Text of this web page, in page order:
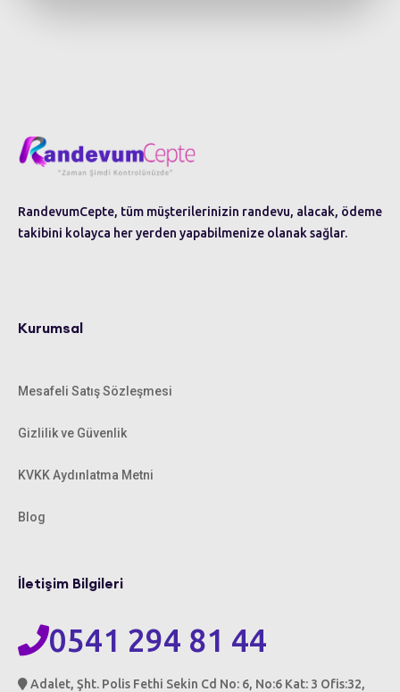
RandevumCepte, tüm müşterilerinizin randevu, alacak, ödeme
takibini kolayca her yerden yapabilmenize olanak sağlar.
Kurumsal
Mesafeli Satış Sözleşmesi
Gizlilik ve Güvenlik
KVKK Aydınlatma Metni
Blog
İletişim Bilgileri
0541 294 81 44
Adalet, Şht. Polis Fethi Sekin Cd No: 6, No:6 Kat: 3 Ofis:32,